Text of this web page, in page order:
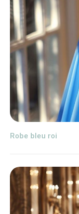
Robe bleu roi